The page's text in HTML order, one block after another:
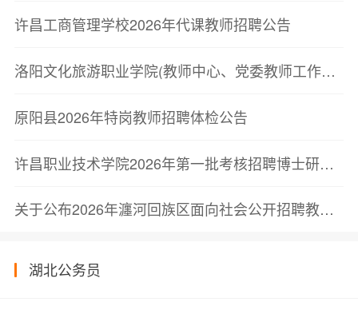
许昌工商管理学校2026年代课教师招聘公告
洛阳文化旅游职业学院(教师中心、党委教师工作部)2026年高层次人才引进考察公告
原阳县2026年特岗教师招聘体检公告
许昌职业技术学院2026年第一批考核招聘博士研究生递补人员考察结果公告
关于公布2026年瀍河回族区面向社会公开招聘教师体检结果的通知
湖北公务员